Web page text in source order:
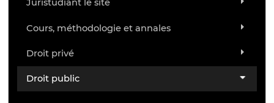
Juristudiant le site
Cours, méthodologie et annales
Droit privé
Droit public